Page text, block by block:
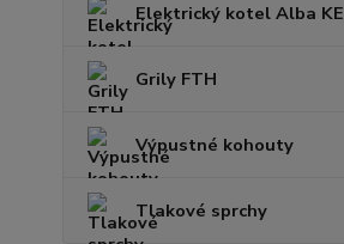
Elektrický kotel Alba KE
Grily FTH
Výpustné kohouty
Tlakové sprchy